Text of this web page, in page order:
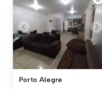
Porto Alegre